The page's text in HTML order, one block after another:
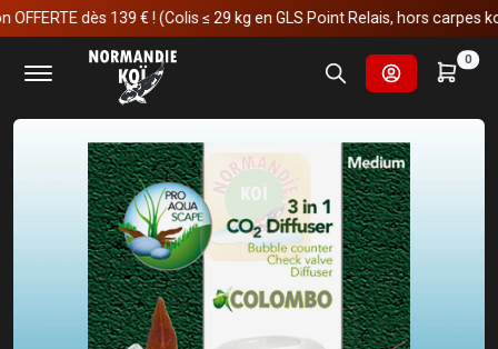
dès 139 € ! (Colis ≤ 29 kg en GLS Point Relais, hors carpes koï)
0
Accueil Aquariophilie
Système CO2
Colombo CO2 3-1 Diffuseur